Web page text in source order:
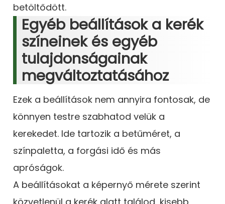
betöltődött.
Egyéb beállítások a kerék
színeinek és egyéb
tulajdonságainak
megváltoztatásához
Ezek a beállítások nem annyira fontosak, de
könnyen testre szabhatod velük a
kerekedet. Ide tartozik a betűméret, a
színpaletta, a forgási idő és más
apróságok.
A beállításokat a képernyő mérete szerint